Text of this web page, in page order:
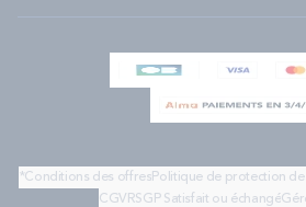
*Conditions des offresPolitique de protection
CGV RSGP Satisfait ou échangé